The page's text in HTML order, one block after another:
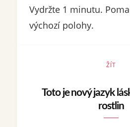
Vydržte 1 minutu.
výchozí polohy.
ŽÍT
Toto je nový jazyk
rostlin